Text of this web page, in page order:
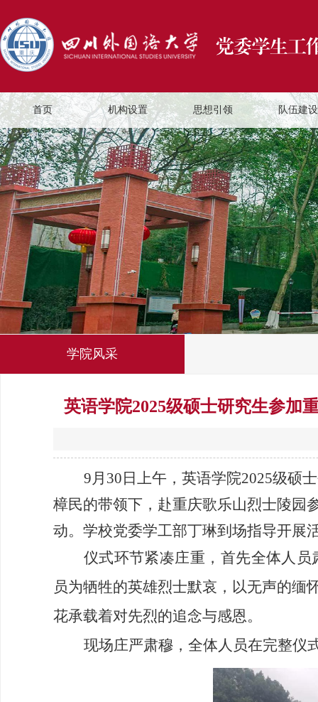
首页 机构设置 思想引领 队伍建设
学院风采
英语学院2025级硕士研究生参加
9月30日上午，英语学院2025级硕
樟民的带领下，赴重庆歌乐山烈士陵园
动。学校党委学工部丁琳到场指导开展
仪式环节紧凑庄重，首先全体人
员为牺牲的英雄烈士默哀，以无声的缅
花承载着对先烈的追念与感恩。
现场庄严肃穆，全体人员在完整仪